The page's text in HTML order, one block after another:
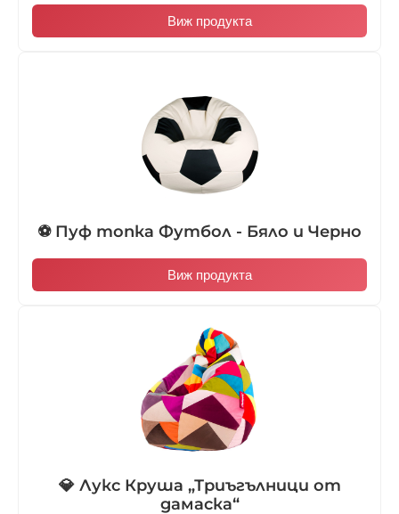
Виж продукта
⚽ Пуф топка Футбол - Бяло и Черно
Виж продукта
💎 Лукс Круша „Триъгълници от
дамаска“